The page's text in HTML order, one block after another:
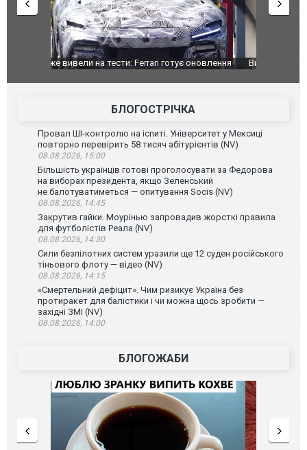
Вийшов трейлер нової екранізації легендарного
БЛОГОСТРІЧКА
Провал ШІ-контролю на іспиті. Університет у Мексиці
повторно перевірить 58 тисяч абітурієнтів (NV)
08.08.2026, 15:00
Більшість українців готові проголосувати за Федорова
на виборах президента, якщо Зеленський
не балотуватиметься — опитування Socis (NV)
08.08.2026, 14:45
Закрутив гайки. Моурінью запровадив жорсткі правила
для футболістів Реала (NV)
08.08.2026, 14:30
Сили безпілотних систем уразили ще 12 суден російського
тіньового флоту — відео (NV)
08.08.2026, 14:15
«Смертельний дефіцит». Чим ризикує Україна без
протиракет для балістики і чи можна щось зробити —
західні ЗМІ (NV)
08.08.2026, 14:00
БЛОГОЖАБИ